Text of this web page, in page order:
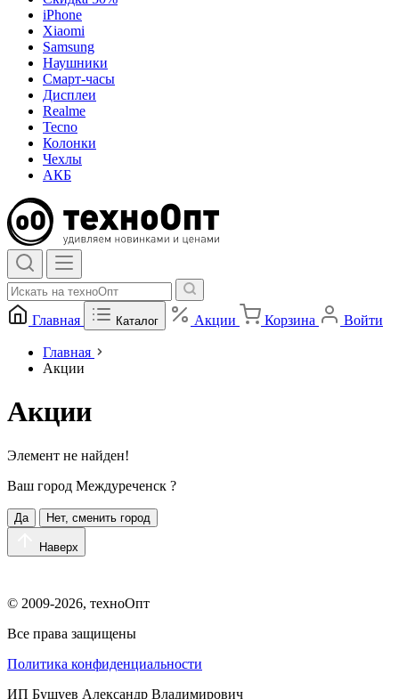
iPhone
Xiaomi
Samsung
Наушники
Смарт-часы
Дисплеи
Realme
Tecno
Колонки
Чехлы
АКБ
Главная Каталог Акции Корзина Войти
Главная
Акции
Акции
Элемент не найден!
Ваш город Междуреченск ?
Да Нет, сменить город
Наверх
© 2009-2026, техноОпт
Все права защищены
Политика конфиденциальности
ИП Бушуев Александр Владимирович